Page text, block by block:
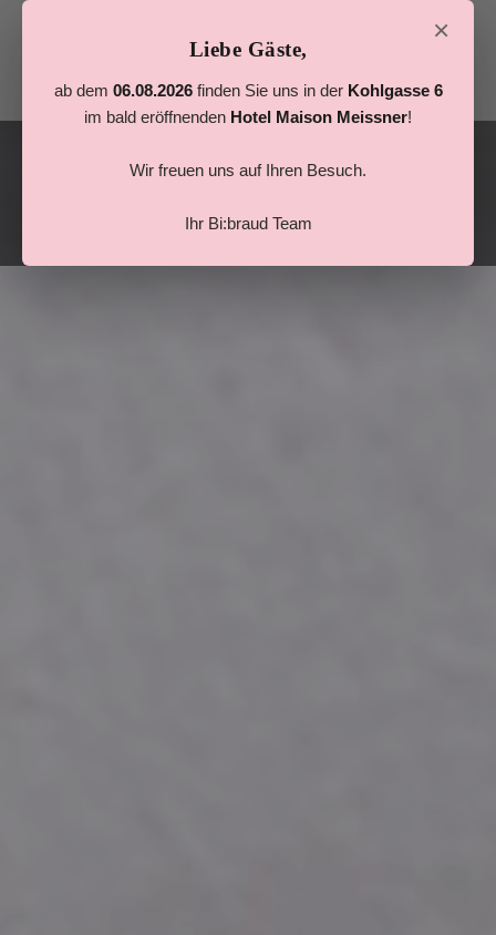
×
Liebe Gäste,
ab dem 06.08.2026finden Sie uns in der Kohlgasse 6
im bald eröffnenden Hotel Maison Meissner!
Wir freuen uns auf Ihren Besuch.
Ihr Bi:braud Team